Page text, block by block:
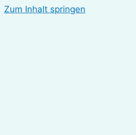
Zum Inhalt springen